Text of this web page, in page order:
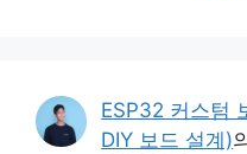
ESP32 커스텀
DIY 보드 설계)